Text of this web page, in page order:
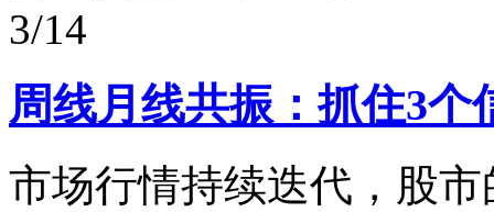
3/14
周线月线共振：抓住3
市场行情持续迭代，股